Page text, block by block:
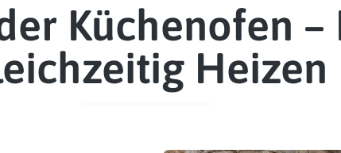
Küchenofen –
Heizen